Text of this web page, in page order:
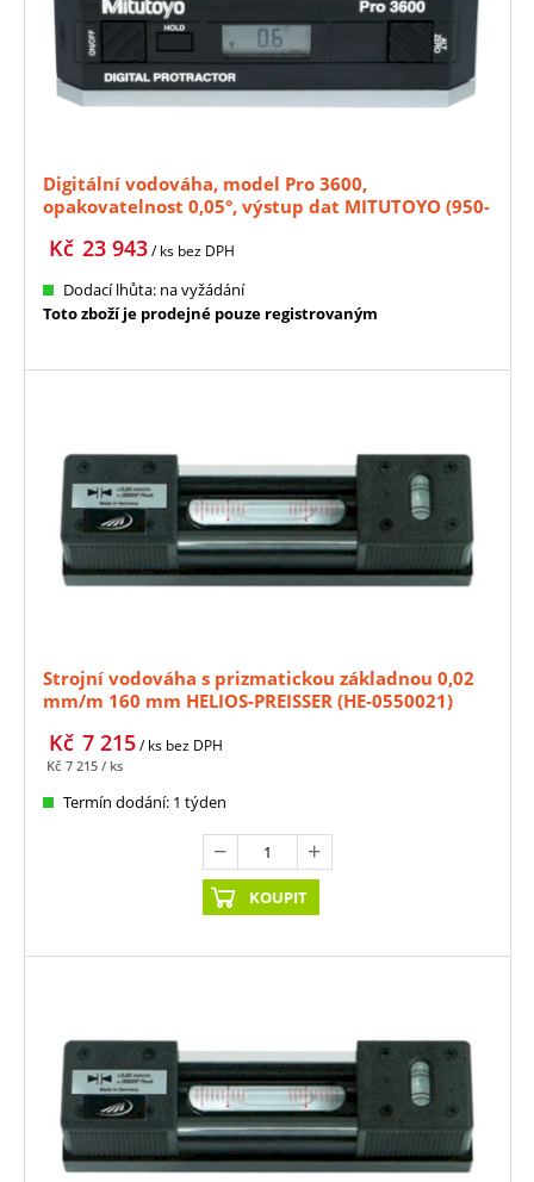
Digitální vodováha, model Pro 3600,
opakovatelnost 0,05°, výstup dat MITUTOYO (950-
23 943
Kč / ks bez DPH
Dodací lhůta: na vyžádání
Toto zboží je prodejné pouze registrovaným
Strojní vodováha s prizmatickou základnou 0,02
mm/m 160 mm HELIOS-PREISSER (HE-0550021)
7 215
Kč / ks bez DPH
7 215
Kč / ks
Termín dodání: 1 týden
KOUPIT